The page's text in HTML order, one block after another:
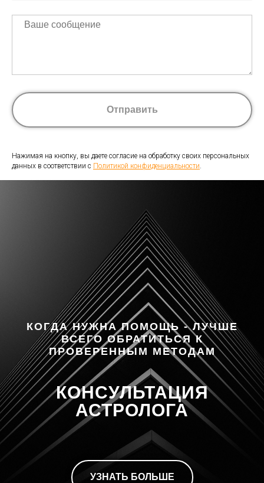
Отправить
Нажимая на кнопку, вы даете согласие на обработку своих персональных
данных в соответствии с Политикой конфиденциальности
КОГДА НУЖНА ПОМОЩЬ - ЛУЧШЕ
ВСЕГО ОБРАТИТЬСЯ К
ПРОВЕРЕННЫМ МЕТОДАМ
КОНСУЛЬТАЦИЯ
АСТРОЛОГА
УЗНАТЬ БОЛЬШЕ